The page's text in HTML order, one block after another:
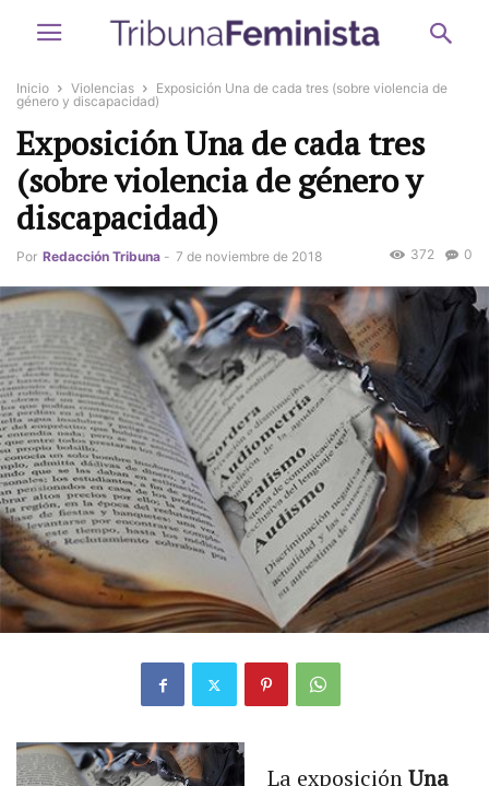
Inicio Violencias
Exposición Una de cada tres (sobre violencia de
género y discapacidad)
Exposición Una de cada tres
(sobre violencia de género y
discapacidad)
Por Redacción Tribuna - 7 de noviembre de 2018 0
372
La exposiciónUna